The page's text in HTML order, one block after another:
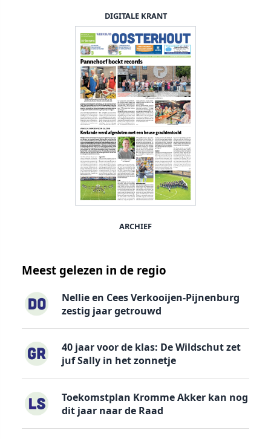
DIGITALE KRANT
ARCHIEF
Meest gelezen in de regio
Nellie en Cees Verkooijen-Pijnenburg
zestig jaar getrouwd
40 jaar voor de klas: De Wildschut zet
juf Sally in het zonnetje
Toekomstplan Kromme Akker kan nog
dit jaar naar de Raad